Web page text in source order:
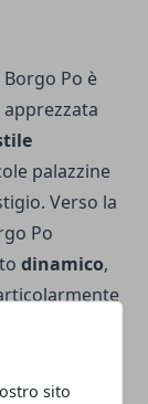
sito
Po è
palazzine
Verso la
Po
dinamico,
a
prezzi non